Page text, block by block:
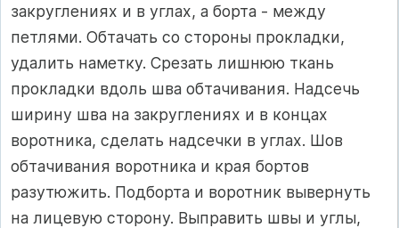
закруглениях и в углах, а борта - между
петлями. Обтачать со стороны прокладки,
удалить наметку. Срезать лишнюю ткань
прокладки вдоль шва обтачивания. Надсечь
ширину шва на закруглениях и в концах
воротника, сделать надсечки в углах. Шов
обтачивания воротника и края бортов
разутюжить. Подборта и воротник вывернуть
на лицевую сторону. Выправить швы и углы,